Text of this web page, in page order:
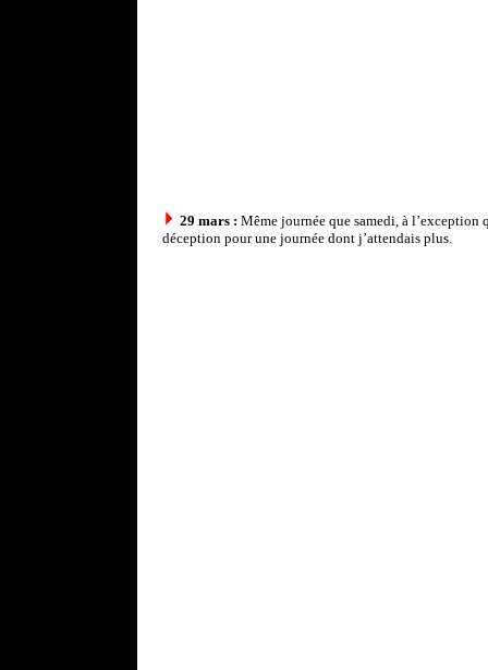
29 mars : Même journée que samedi, à l’exception
déception pour une journée dont j’attendais plus.